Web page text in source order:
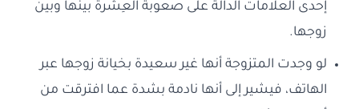
إحدى العلامات الدالة على صعوبة العِشرة بينها وبين
زوجها.
لو وجدت المتزوجة أنها غير سعيدة بخيانة زوجها عبر
الهاتف، فيشير إلى أنها نادمة بشدة عما افترقت من